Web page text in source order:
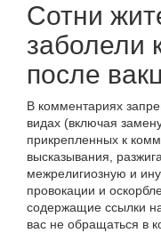
Сотни
заболели
после
В комментариях
видах (включая
прикрепленных к
высказывания,
межрелигиозную и
провокации и
содержащие ссылки
вас не обращаться в